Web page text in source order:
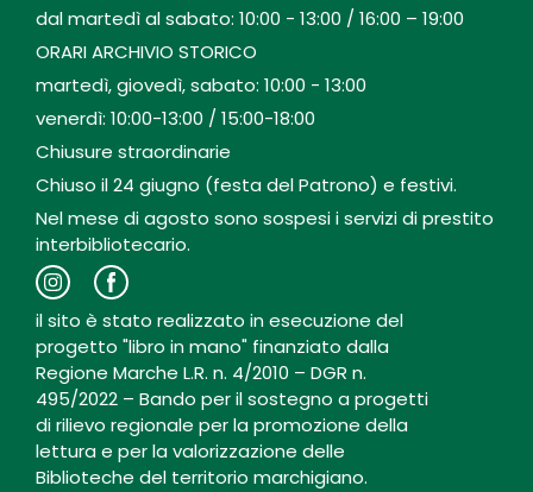
dal martedì al sabato: 10:00 - 13:00 / 16:00 – 19:00
ORARI ARCHIVIO STORICO
martedì, giovedì, sabato: 10:00 - 13:00
venerdì: 10:00-13:00 / 15:00-18:00
Chiusure straordinarie
Chiuso il 24 giugno (festa del Patrono) e festivi.
Nel mese di agosto sono sospesi i servizi di prestito
interbibliotecario.
il sito è stato realizzato in esecuzione del
progetto "libro in mano" finanziato dalla
Regione Marche L.R. n. 4/2010 – DGR n.
495/2022 – Bando per il sostegno a progetti
di rilievo regionale per la promozione della
lettura e per la valorizzazione delle
Biblioteche del territorio marchigiano.